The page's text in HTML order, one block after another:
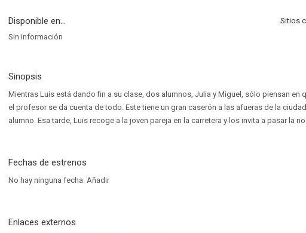
Disponible en...
Sitios
Sin información
Sinopsis
Mientras Luis está dando fin a su clase, dos alumnos, Julia y Miguel, sólo piensan en
el profesor se da cuenta de todo. Este tiene un gran caserón a las afueras de la
alumno. Esa tarde, Luis recoge a la joven pareja en la carretera y los invita a pasar la
Fechas de estrenos
No hay ninguna fecha. Añadir
Enlaces externos